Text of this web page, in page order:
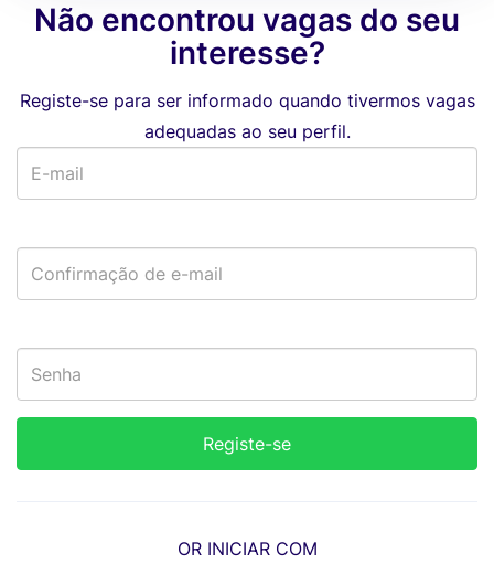
Não encontrou vagas do seu
interesse?
Registe-se para ser informado quando tivermos vagas
adequadas ao seu perfil.
OR INICIAR COM